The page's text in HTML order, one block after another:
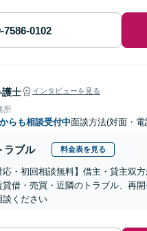
護士 インタビューを見る
所
からも相談受付中面談方法(対面・
ラブル 料金表を見る
応・初回相談無料】借主・貸主双
貸借・売買・近隣のトラブル、再
談ください